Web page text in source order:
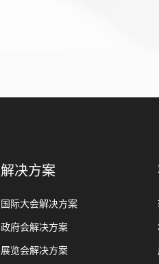
解决方案
国际大会解决方案
政府会解决方案
展览会解决方案